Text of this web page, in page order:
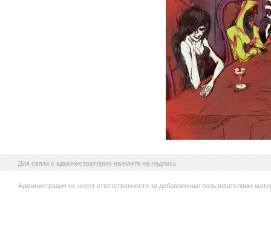
Для связи с администратором нажмите на надпись
Администрация не несет ответственности за добавленные пользователями